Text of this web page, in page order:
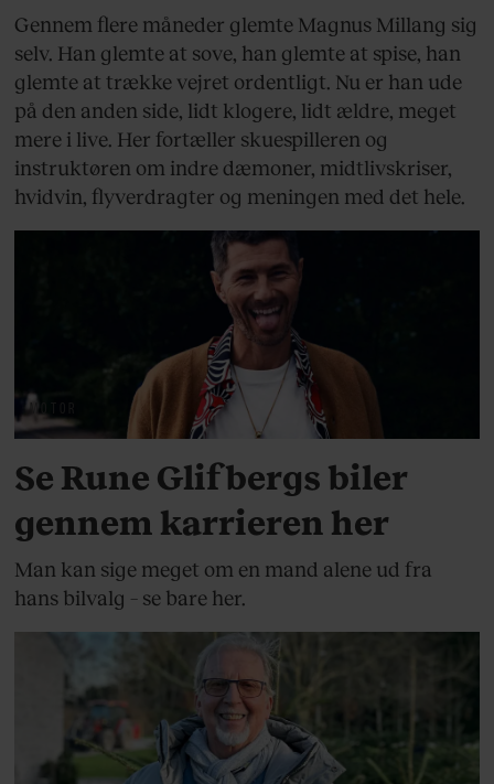
Gennem flere måneder glemte Magnus Millang sig
selv. Han glemte at sove, han glemte at spise, han
glemte at trække vejret ordentligt. Nu er han ude
på den anden side, lidt klogere, lidt ældre, meget
mere i live. Her fortæller skuespilleren og
instruktøren om indre dæmoner, midtlivskriser,
hvidvin, flyverdragter og meningen med det hele.
MOTOR
Se Rune Glifbergs biler
gennem karrieren her
Man kan sige meget om en mand alene ud fra
hans bilvalg – se bare her.